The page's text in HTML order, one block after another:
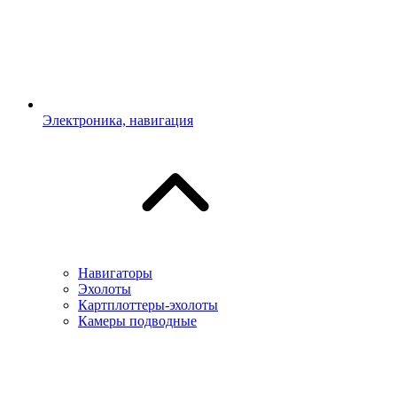
Электроника, навигация
Навигаторы
Эхолоты
Картплоттеры-эхолоты
Камеры подводные